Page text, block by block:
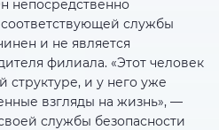
непосредственно
службы
и не является
филиала. «Этот человек
и у него уже
взгляды на жизнь», —
службы безопасности